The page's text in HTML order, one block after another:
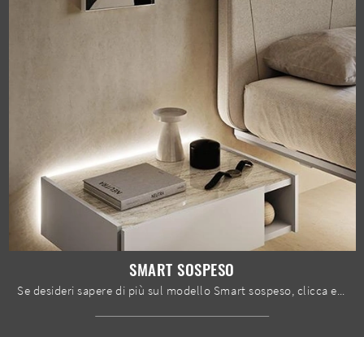
SMART SOSPESO
Se desideri sapere di più sul modello Smart sospeso, clicca e scopri i Comodini e comò Mobilgam ideali per la tua camera da letto.